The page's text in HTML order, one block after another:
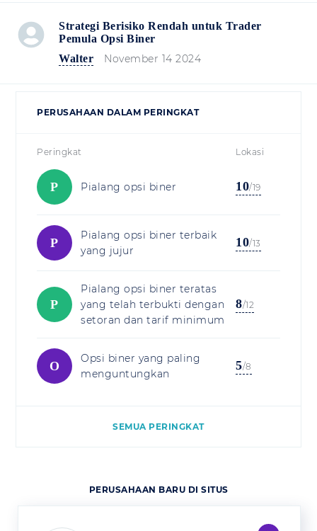
Strategi Berisiko Rendah untuk Trader
Pemula Opsi Biner
Walter
November 14 2024
PERUSAHAAN DALAM PERINGKAT
Peringkat Lokasi
P Pialang opsi biner 10/19
P
Pialang opsi biner terbaik
yang jujur
10/13
P
Pialang opsi biner teratas
yang telah terbukti dengan
setoran dan tarif minimum
8/12
O
Opsi biner yang paling
menguntungkan
5/8
SEMUA PERINGKAT
PERUSAHAAN BARU DI SITUS